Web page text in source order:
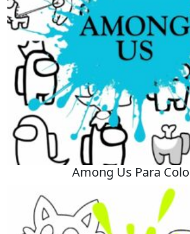
Among Us Para